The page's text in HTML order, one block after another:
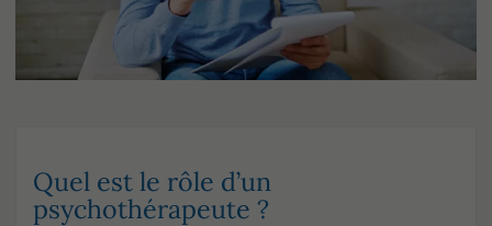
Quel est le rôle d’un
psychothérapeute ?